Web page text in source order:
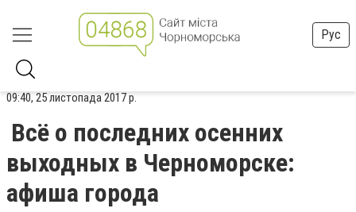
Рус
09:40, 25 листопада 2017 р.
Всё о последних осенних
выходных в Черноморске:
афиша города